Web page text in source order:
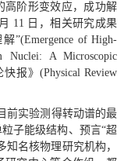
高阶形变效应，成功解
11 日，相关研究成果
”(Emergence of High-
Nuclei: A Microscopic
报》(Physical Review
前实验测得转动谱的最
子能级结构、预言“超
名核物理研究机构，